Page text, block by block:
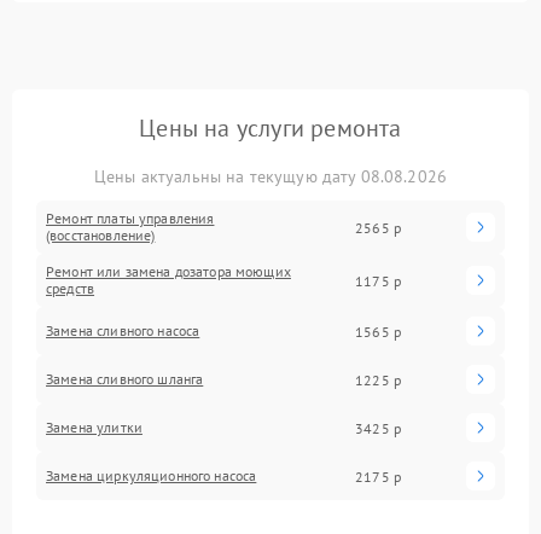
Цены на услуги ремонта
Цены актуальны на текущую дату 08.08.2026
Ремонт платы управления
(восстановление)
2565 р
Ремонт или замена дозатора моющих
средств
1175 р
Замена сливного насоса 1565 р
Замена сливного шланга 1225 р
Замена улитки 3425 р
Замена циркуляционного насоса 2175 р